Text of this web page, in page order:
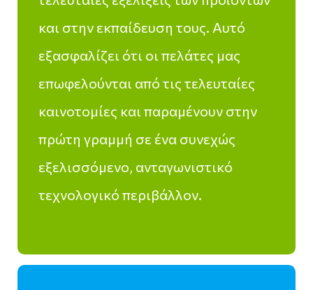
και στην εκπαίδευση τους. Αυτό
εξασφαλίζει ότι οι πελάτες μας
επωφελούνται από τις τελευταίες
καινοτομίες και παραμένουν στην
πρώτη γραμμή σε ένα συνεχώς
εξελισσόμενο, ανταγωνιστικό
τεχνολογικό περιβάλλον.